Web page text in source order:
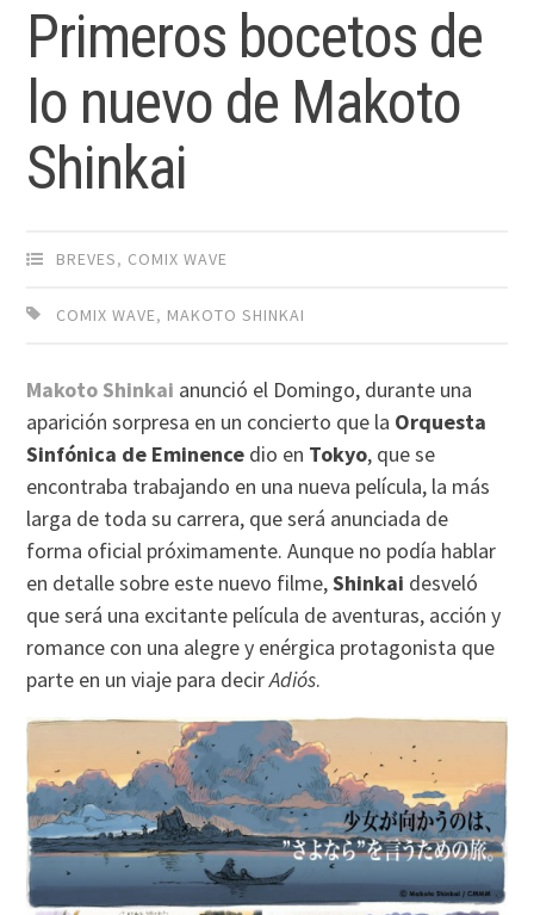
Primeros bocetos de
lo nuevo de Makoto
Shinkai
BREVES, COMIX WAVE
COMIX WAVE, MAKOTO SHINKAI
Makoto Shinkai anunció el Domingo, durante una
aparición sorpresa en un concierto que la Orquesta
Sinfónica de Eminence dio en Tokyo, que se
encontraba trabajando en una nueva película, la más
larga de toda su carrera, que será anunciada de
forma oficial próximamente. Aunque no podía hablar
en detalle sobre este nuevo filme,Shinkai desveló
que será una excitante película de aventuras, acción y
romance con una alegre y enérgica protagonista que
parte en un viaje para decirAdiós.